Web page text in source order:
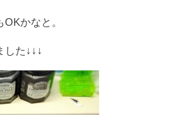
かなと。
した↓↓↓